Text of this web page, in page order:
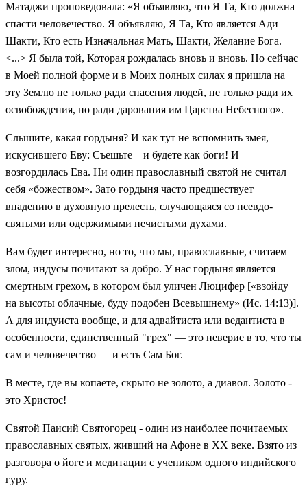
Матаджи проповедовала: «Я объявляю, что Я Та, Кто должна
спасти человечество. Я объявляю, Я Та, Кто является Ади
Шакти, Кто есть Изначальная Мать, Шакти, Желание Бога.
<...> Я была той, Которая рождалась вновь и вновь. Но сейчас
в Моей полной форме и в Моих полных силах я пришла на
эту Землю не только ради спасения людей, не только ради их
освобождения, но ради дарования им Царства Небесного».
Слышите, какая гордыня? И как тут не вспомнить змея,
искусившего Еву: Съешьте – и будете как боги! И
возгордилась Ева. Ни один православный святой не считал
себя «божеством». Зато гордыня часто предшествует
впадению в духовную прелесть, случающаяся со псевдо-
святыми или одержимыми нечистыми духами.
Вам будет интересно, но то, что мы, православные, считаем
злом, индусы почитают за добро. У нас гордыня является
смертным грехом, в котором был уличен Люцифер [«взойду
на высоты облачные, буду подобен Всевышнему» (Ис. 14:13)].
А для индуиста вообще, и для адвайтиста или ведантиста в
особенности, единственный "грех" — это неверие в то, что ты
сам и человечество — и есть Сам Бог.
В месте, где вы копаете, скрыто не золото, а диавол. Золото -
это Христос!
Святой Паисий Святогорец - один из наиболее почитаемых
православных святых, живший на Афоне в XX веке. Взято из
разговора о йоге и медитации с учеником одного индийского
гуру.